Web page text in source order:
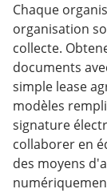
Chaque
organisation
collecte.
documents
simple lease
modèles
signature
collaborer en
des moyens